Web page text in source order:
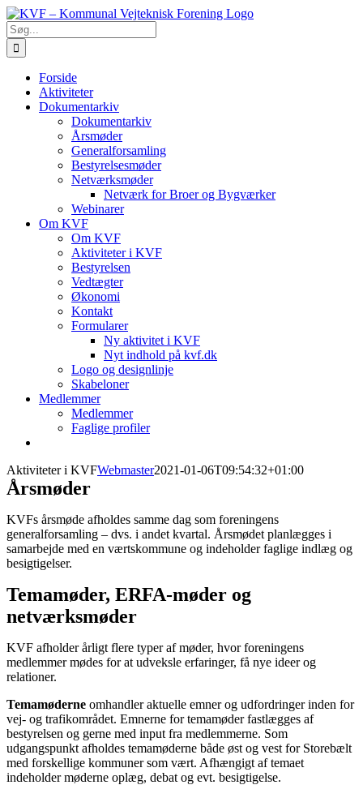
Skip
to
content
Søg
efter:
Forside
Aktiviteter
Dokumentarkiv
Dokumentarkiv
Årsmøder
Generalforsamling
Bestyrelsesmøder
Netværksmøder
Netværk for Broer og Bygværker
Webinarer
Om KVF
Om KVF
Aktiviteter i KVF
Bestyrelsen
Vedtægter
Økonomi
Kontakt
Formularer
Ny aktivitet i KVF
Nyt indhold på kvf.dk
Logo og designlinje
Skabeloner
Medlemmer
Medlemmer
Faglige profiler
Aktiviteter i KVFWebmaster2021-01-06T09:54:32+01:00
Årsmøder
KVFs årsmøde afholdes samme dag som foreningens
generalforsamling – dvs. i andet kvartal. Årsmødet planlægges i
samarbejde med en værtskommune og indeholder faglige indlæg og
besigtigelser.
Temamøder, ERFA-møder og
netværksmøder
KVF afholder årligt flere typer af møder, hvor foreningens
medlemmer mødes for at udveksle erfaringer, få nye ideer og
relationer.
Temamøderne omhandler aktuelle emner og udfordringer inden for
vej- og trafikområdet. Emnerne for temamøder fastlægges af
bestyrelsen og gerne med input fra medlemmerne. Som
udgangspunkt afholdes temamøderne både øst og vest for Storebælt
med forskellige kommuner som vært. Afhængigt af temaet
indeholder møderne oplæg, debat og evt. besigtigelse.